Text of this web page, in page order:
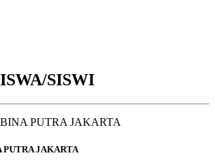
SISWI
PUTRA JAKARTA